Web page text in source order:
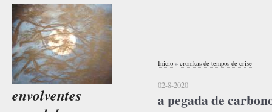
envolventes
Inicio » cronikas de tempos de crise
02-8-2020
a pegada de